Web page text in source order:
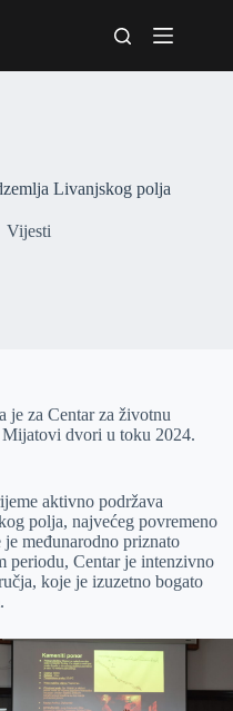
Livanjskog polja
Vijesti
je za Centar za životnu
Mijatovi dvori u toku 2024.
aktivno podržava
polja, najvećeg povremeno
međunarodno priznato
periodu, Centar je intenzivno
koje je izuzetno bogato